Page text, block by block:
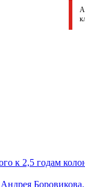
к 2,5 годам